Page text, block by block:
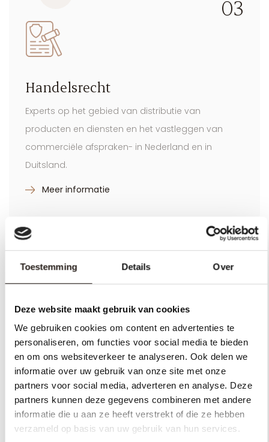
Toestemming Details Over
Deze website maakt gebruik van cookies
We gebruiken cookies om content en advertenties te
personaliseren, om functies voor social media te bieden
en om ons websiteverkeer te analyseren. Ook delen we
informatie over uw gebruik van onze site met onze
partners voor social media, adverteren en analyse. Deze
partners kunnen deze gegevens combineren met andere
informatie die u aan ze heeft verstrekt of die ze hebben
verzameld op basis van uw gebruik van hun services.
Handelsrecht
Experts op het gebied van distributie van
producten en diensten en het vastleggen van
Duitsland.
M&A
Bedrijven kopen en verkopen. Wij adviseren kopers,
verkopers, management en hun stakeholders bij